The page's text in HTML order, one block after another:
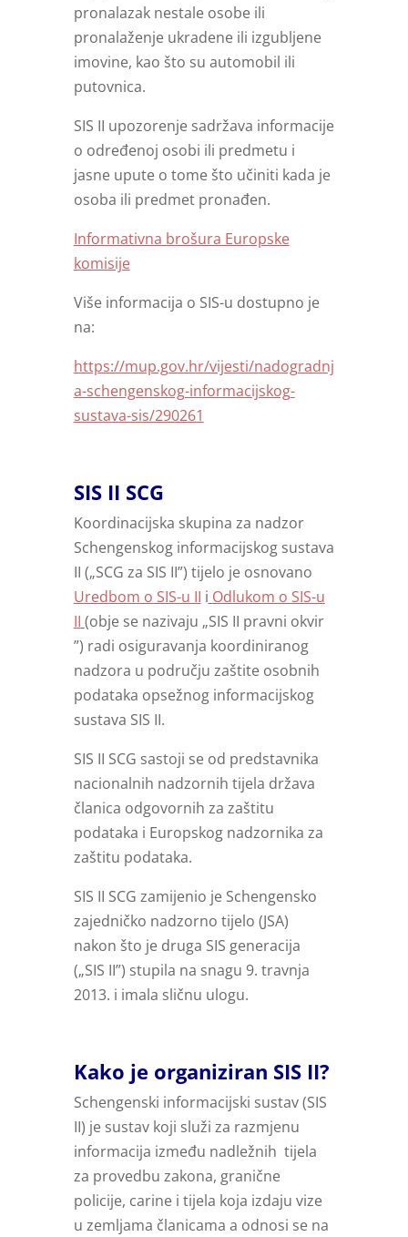
pronalazak nestale osobe ili
pronalaženje ukradene ili izgubljene
imovine, kao što su automobil ili
putovnica.
SIS II upozorenje sadržava informacije
o određenoj osobi ili predmetu i
jasne upute o tome što učiniti kada je
osoba ili predmet pronađen.
Informativna brošura Europske
komisije
Više informacija o SIS-u dostupno je
na:
https://mup.gov.hr/vijesti/nadogradnj
a-schengenskog-informacijskog-
sustava-sis/290261
SIS II SCG
Koordinacijska skupina za nadzor
Schengenskog informacijskog sustava
II („SCG za SIS II”) tijelo je osnovano
Uredbom o SIS-u II i Odlukom o SIS-u
II (obje se nazivaju „SIS II pravni okvir
”) radi osiguravanja koordiniranog
nadzora u području zaštite osobnih
podataka opsežnog informacijskog
sustava SIS II.
SIS II SCG sastoji se od predstavnika
nacionalnih nadzornih tijela država
članica odgovornih za zaštitu
podataka i Europskog nadzornika za
zaštitu podataka.
SIS II SCG zamijenio je Schengensko
zajedničko nadzorno tijelo (JSA)
nakon što je druga SIS generacija
(„SIS II”) stupila na snagu 9. travnja
2013. i imala sličnu ulogu.
Kako je organiziran SIS II?
Schengenski informacijski sustav (SIS
II) je sustav koji služi za razmjenu
informacija između nadležnih tijela
za provedbu zakona, granične
policije, carine i tijela koja izdaju vize
u zemljama članicama a odnosi se na